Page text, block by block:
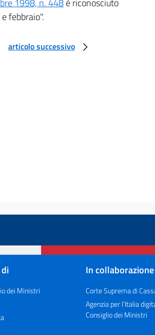
1998, n. 448è riconosciuto
febbraio".
articolo successivo
dei Ministri
In
Corte Suprema di
Agenzia per l’Italia
Consiglio dei Ministri